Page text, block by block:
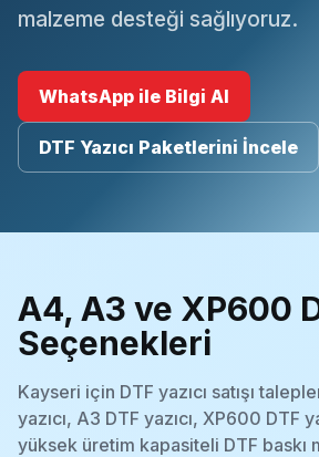
malzeme desteği sağlıyoruz.
WhatsApp ile Bilgi Al
DTF Yazıcı Paketlerini İncele
A4, A3 ve XP600
Seçenekleri
Kayseri için DTF yazıcı satışı
yazıcı, A3 DTF yazıcı, XP600 DTF
yüksek üretim kapasiteli DTF baskı